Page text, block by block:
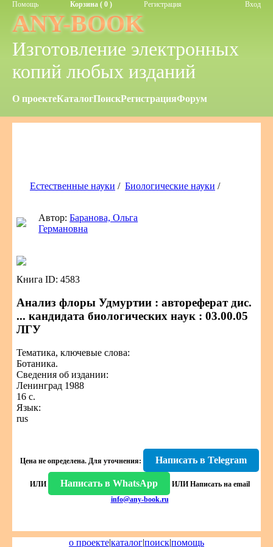
Помощь Корзина ( 0 ) Регистрация Вход
ANY-BOOK
Изготовление электронных
копий любых изданий
О проектеКаталогПоискРегистрацияФорум
Естественные науки / Биологические науки /
Автор:Баранова, Ольга
Германовна
Книга ID: 4583
Анализ флоры Удмуртии : автореферат дис.
... кандидата биологических наук : 03.00.05
ЛГУ
Тематика, ключевые слова:
Ботаника.
Сведения об издании:
Ленинград 1988
16 с.
Язык:
rus
Цена не определена. Для уточнения: Написать в Telegram
ИЛИ Написать в WhatsApp ИЛИ Написать на email
info@any-book.ru
о проекте|каталог|поиск|помощь